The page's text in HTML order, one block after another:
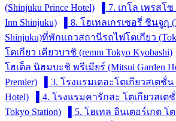
(Shinjuku Prince Hotel)
▌7. เกโล เพรสโ
Inn Shinjuku)
▌8. โฮเทลเกรเซอรี่ ชินจูกุ
Shinjuku)ที่พักแถวสถานีรถไฟโตเกียว
โตเกียว เคียวบาชิ (remm Tokyo Kyobashi)
โฮเต็ล นิฮมบะชิ พรีเมียร์ (Mitsui Garden
Premier)
▌3. โรงแรมเดอะโตเกียวสเตชั่น
Hotel)
▌4. โรงแรมคารักสะ โตเกียวสเตชั่
Tokyo Station)
▌5. โฮเทล อินเตอร์เกต โ